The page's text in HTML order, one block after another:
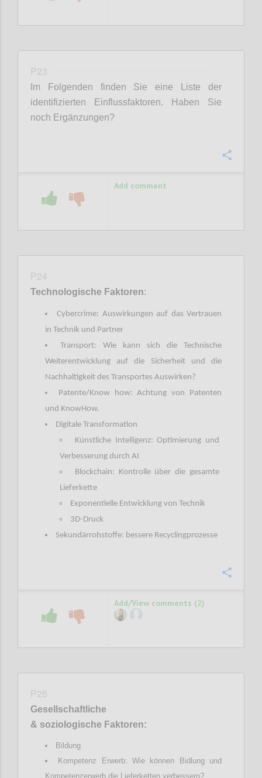
P23
Im Folgenden finden Sie eine Liste der
identifizierten Einflussfaktoren. Haben Sie
noch Ergänzungen?
Add comment
P24
Technologische Faktoren:
Cybercrime: Auswirkungen auf das Vertrauen
in Technik und Partner
Transport: Wie kann sich die Technische
Weiterentwicklung auf die Sicherheit und die
Nachhaltigkeit des Transportes Auswirken?
Patente/Know how: Achtung von Patenten
und KnowHow.
Digitale Transformation
Künstliche Intelligenz: Optimierung und
Verbesserung durch AI
Blockchain: Kontrolle über die gesamte
Lieferkette
Exponentielle Entwicklung von Technik
3D-Druck
Sekundärrohstoffe: bessere Recyclingprozesse
Add/View comments (2)
P25
Gesellschaftliche
& soziologische Faktoren:
Bildung
Kompetenz Erwerb: Wie können Bidlung und
Kompetenzerwerb die Lieferketten verbessern?